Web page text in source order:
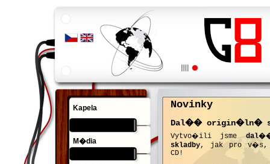
Novinky
Dal�� origin�ln�
Vytvo�ili jsme
skladby, jak pro v�s,
CD!
Kapela
M�dia